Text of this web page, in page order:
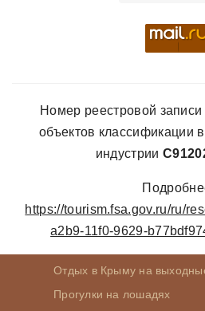
Номер реестровой
объектов классификации
индустрии
https://tourism.fsa.gov.ru/ru/
a2b9-11f0-9629-
Отдых в Крыму на
Прогулки на лошадях